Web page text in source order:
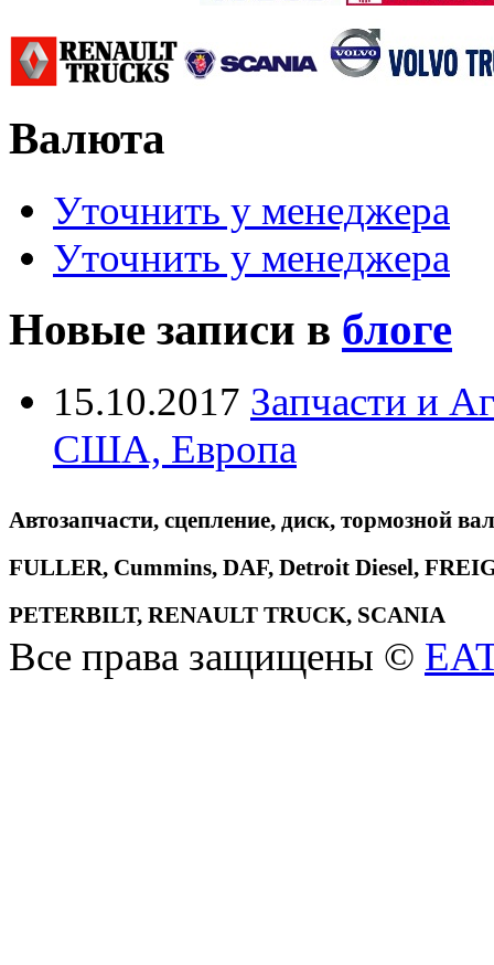
Валюта
Уточнить у менеджера
Уточнить у менеджера
Новые записи в блоге
15.10.2017 Запчасти и
США, Европа
Автозапчасти, сцепление, диск, тормозной
FULLER, Cummins, DAF, Detroit Diesel,
PETERBILT, RENAULT TRUCK, SCANIA
Все права защищены ©